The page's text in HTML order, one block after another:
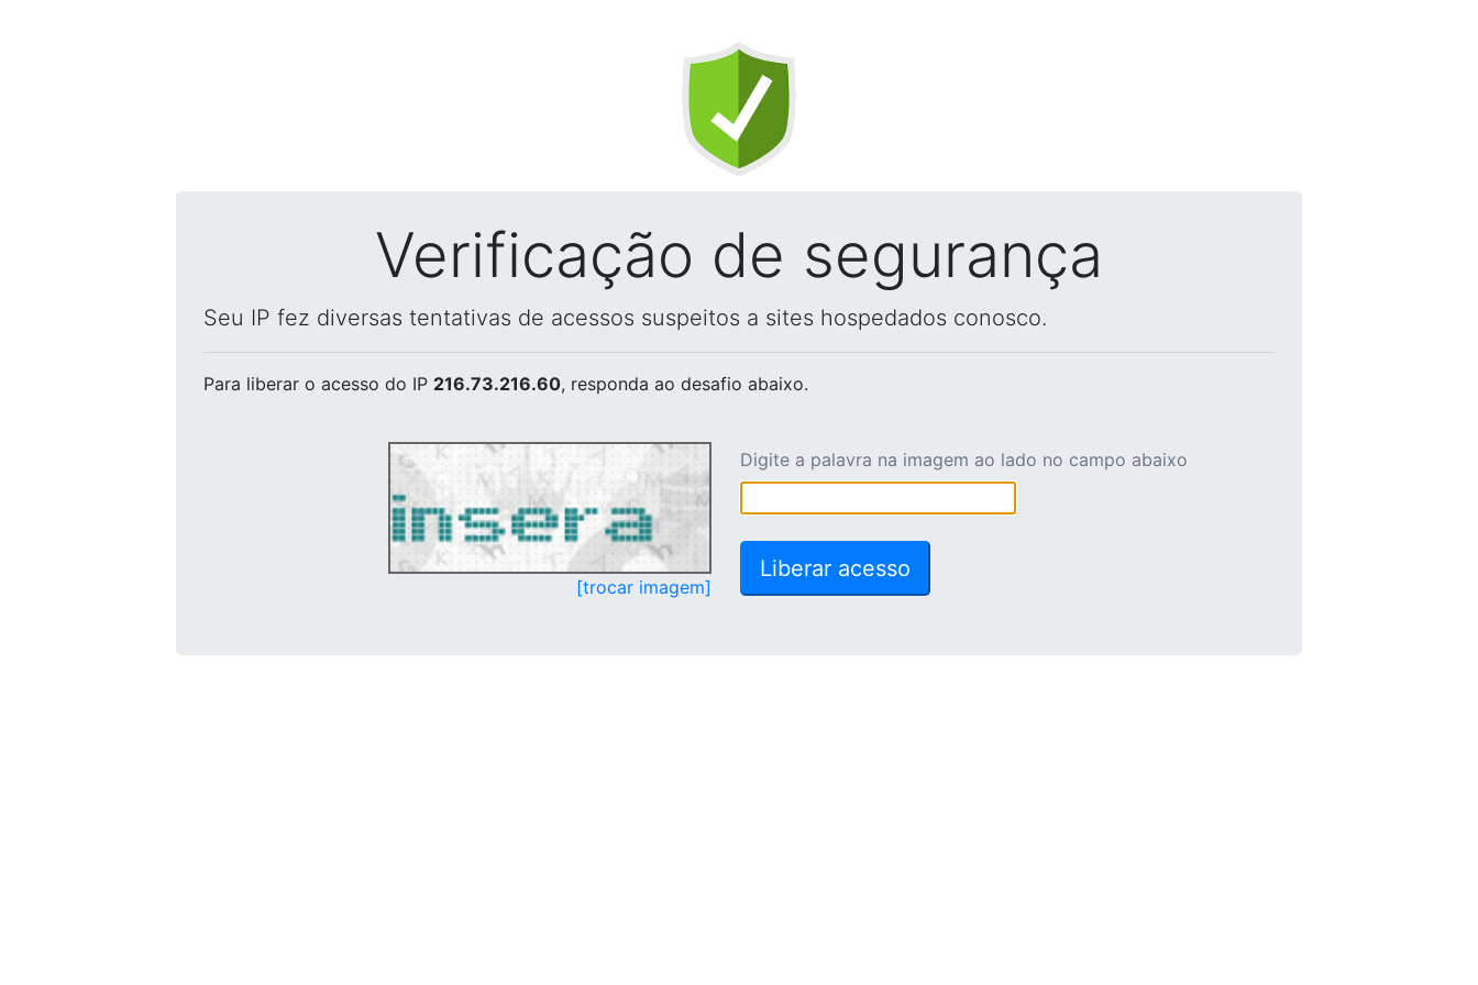
Verificação de segurança
Seu IP fez diversas tentativas de acessos suspeitos a sites hospedados conosco.
Para liberar o acesso do IP 216.73.216.60, responda ao desafio abaixo.
[trocar imagem]
Digite a palavra na imagem ao lado no campo abaixo